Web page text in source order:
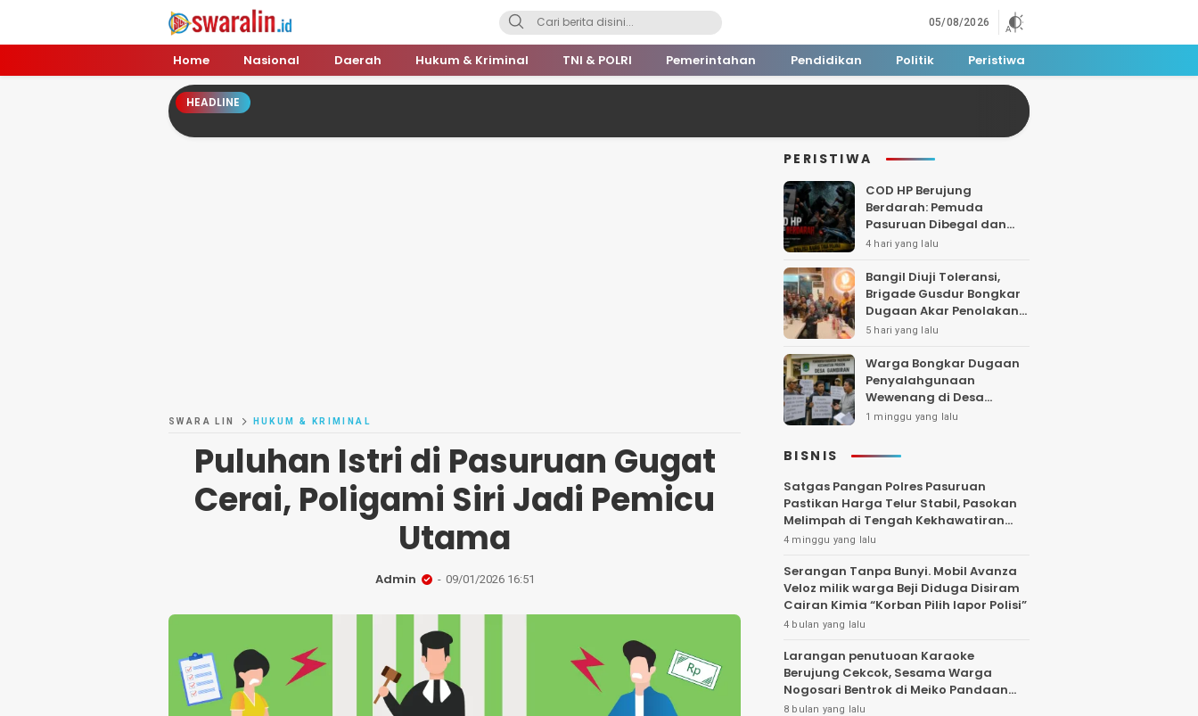
Swara Lin
Independent, Tajam & Profesional
05/08/2026
Home Nasional Daerah Hukum & Kriminal TNI & POLRI Pemerintahan Pendidikan Politik Peristiwa
HEADLINE
SWARA LIN HUKUM & KRIMINAL
Puluhan Istri di Pasuruan Gugat
Cerai, Poligami Siri Jadi Pemicu
Utama
Admin 09/01/2026 16:51
PERISTIWA
COD HP Berujung
Berdarah: Pemuda
Pasuruan Dibegal dan
Dibacok di Tengah Hutan
4 hari yang lalu
Bangil Diuji Toleransi,
Brigade Gusdur Bongkar
Dugaan Akar Penolakan
Tempat Ibadah
5 hari yang lalu
Warga Bongkar Dugaan
Penyalahgunaan
Wewenang di Desa
Gambiran, Isu Narkoba
1 minggu yang lalu
BISNIS
Satgas Pangan Polres Pasuruan
Pastikan Harga Telur Stabil, Pasokan
Melimpah di Tengah Kekhawatiran
Fluktuasi
4 minggu yang lalu
Serangan Tanpa Bunyi. Mobil Avanza
Veloz milik warga Beji Diduga Disiram
Cairan Kimia “Korban Pilih lapor Polisi”
4 bulan yang lalu
Larangan penutuoan Karaoke
Berujung Cekcok, Sesama Warga
Nogosari Bentrok di Meiko Pandaan
Hingga Larut Malam
8 bulan yang lalu